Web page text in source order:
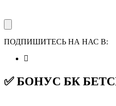
ПОДПИШИТЕСЬ НА НАС В:
✅ БОНУС БК